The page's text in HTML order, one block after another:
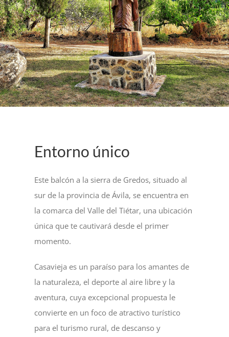
Entorno único
Este balcón a la sierra de Gredos, situado al
sur de la provincia de Ávila, se encuentra en
la comarca del Valle del Tiétar, una ubicación
única que te cautivará desde el primer
momento.
Casavieja es un paraíso para los amantes de
la naturaleza, el deporte al aire libre y la
aventura, cuya excepcional propuesta le
convierte en un foco de atractivo turístico
para el turismo rural, de descanso y